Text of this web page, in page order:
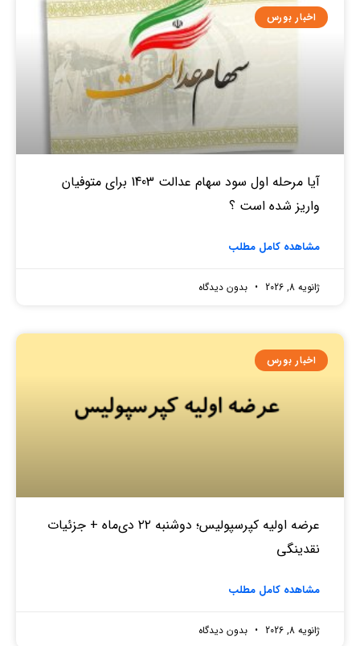
اخبار بورس
آیا مرحله اول سود سهام عدالت 1403 برای متوفیان
واریز شده است ؟
مشاهده کامل مطلب
ژانویه 8, 2026 بدون دیدگاه
اخبار بورس
عرضه اولیه کپرسپولیس؛ دوشنبه ۲۲ دی‌ماه + جزئیات
نقدینگی
مشاهده کامل مطلب
ژانویه 8, 2026 بدون دیدگاه